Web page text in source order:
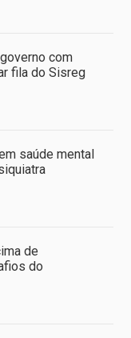
com
fila do Sisreg
saúde mental
de
do